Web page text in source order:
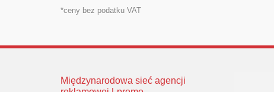
*ceny bez podatku VAT
Międzynarodowa sieć agencji